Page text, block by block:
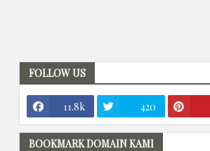
FOLLOW US
11.8k 420
BOOKMARK DOMAIN KAMI